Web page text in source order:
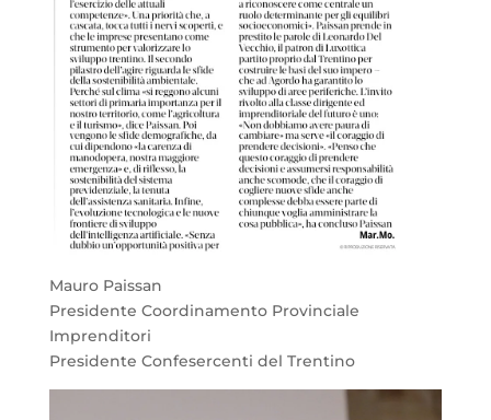
Mauro Paissan
Presidente Coordinamento Provinciale
Imprenditori
Presidente Confesercenti del Trentino